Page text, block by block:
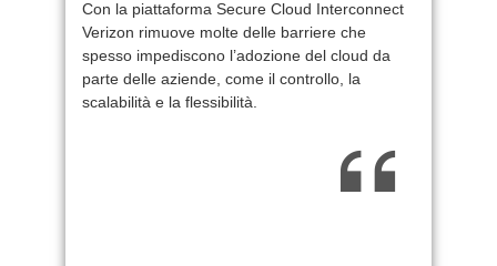
Con la piattaforma Secure Cloud Interconnect
Verizon rimuove molte delle barriere che
spesso impediscono l’adozione del cloud da
parte delle aziende, come il controllo, la
scalabilità e la flessibilità.